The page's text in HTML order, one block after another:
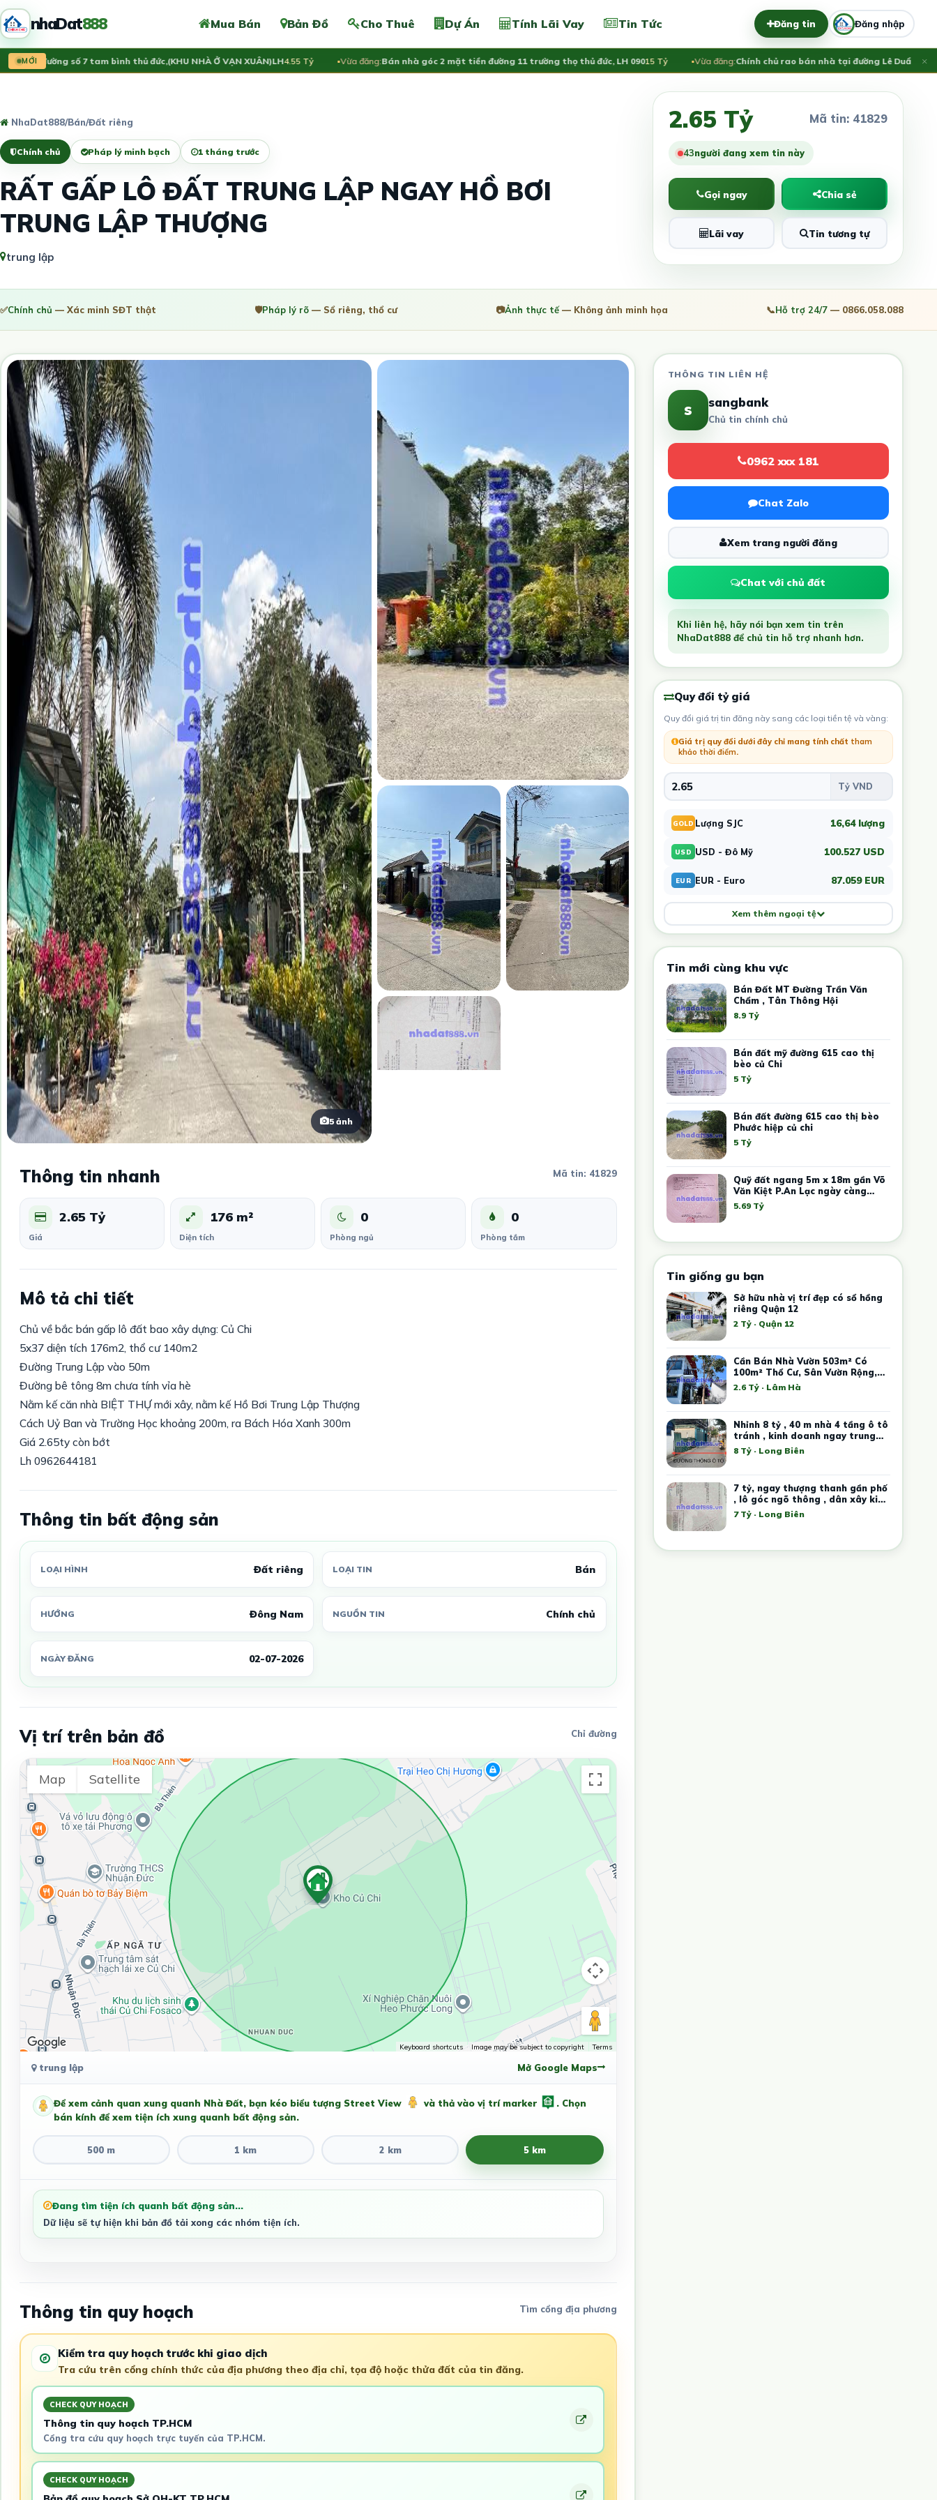
nhaDat888 Mua Bán Bản Đồ Cho Thuê Dự Án Tính Lãi Vay Tin Tức Đăng tin Đăng nhập
MỚI
đất đường số 7 tam bình thủ đức,(KHU NHÀ Ở VẠN XUÂN)LH4.55 Tỷ Vừa đăng:Bán nhà góc 2 mặt tiền đường 11 trường thọ thủ đức, LH 09015 Tỷ Vừa đăng:Chính chủ rao bán nhà tại đường Lê Duẩn - TP Đà
×
NhaDat888/Bán/Đất riêng
Chính chủ Pháp lý minh bạch 1 tháng trước
RẤT GẤP LÔ ĐẤT TRUNG LẬP NGAY HỒ BƠI
TRUNG LẬP THƯỢNG
trung lập
2.65 Tỷ Mã tin: 41829
43người đang xem tin này
Gọi ngay Chia sẻ
Lãi vay Tin tương tự
✅Chính chủ — Xác minh SĐT thật 🛡️Pháp lý rõ — Sổ riêng, thổ cư 📷Ảnh thực tế— Không ảnh minh họa 📞Hỗ trợ 24/7 — 0866.058.088
5 ảnh
Thông tin nhanh Mã tin: 41829
2.65 Tỷ
Giá
176 m²
Diện tích
0
Phòng ngủ
0
Phòng tắm
Mô tả chi tiết
Chủ về bắc bán gấp lô đất bao xây dựng: Củ Chi
5x37 diện tích 176m2, thổ cư 140m2
Đường Trung Lập vào 50m
Đường bê tông 8m chưa tính vỉa hè
Nằm kế căn nhà BIỆT THỰ mới xây, nằm kế Hồ Bơi Trung Lập Thượng
Cách Uỷ Ban và Trường Học khoảng 200m, ra Bách Hóa Xanh 300m
Giá 2.65ty còn bớt
Lh 0962644181
Thông tin bất động sản
LOẠI HÌNH Đất riêng LOẠI TIN Bán
HƯỚNG Đông Nam NGUỒN TIN Chính chủ
NGÀY ĐĂNG 02-07-2026
Vị trí trên bản đồ Chỉ đường
Map Satellite
Keyboard shortcuts Image may be subject to copyright Terms
trung lập Mở Google Maps
Để xem cảnh quan xung quanh Nhà Đất, bạn kéo biểu tượng Street View và thả vào vị trí marker
. Chọn
bán kính để xem tiện ích xung quanh bất động sản.
500 m 1 km 2 km 5 km
Đang tìm tiện ích quanh bất động sản...
Dữ liệu sẽ tự hiện khi bản đồ tải xong các nhóm tiện ích.
Thông tin quy hoạch Tìm cổng địa phương
Kiểm tra quy hoạch trước khi giao dịch
Tra cứu trên cổng chính thức của địa phương theo địa chỉ, tọa độ hoặc thửa đất của tin đăng.
CHECK QUY HOẠCH
Thông tin quy hoạch TP.HCM
Cổng tra cứu quy hoạch trực tuyến của TP.HCM.
CHECK QUY HOẠCH
THÔNG TIN LIÊN HỆ
s sangbank
Chủ tin chính chủ
0962 xxx 181
Chat Zalo
Xem trang người đăng
Chat với chủ đất
Khi liên hệ, hãy nói bạn xem tin trên
NhaDat888 để chủ tin hỗ trợ nhanh hơn.
Quy đổi tỷ giá
Quy đổi giá trị tin đăng này sang các loại tiền tệ và vàng:
Giá trị quy đổi dưới đây chỉ mang tính chất tham
khảo thời điểm.
GOLD Lượng SJC 16,64 lượng
USD USD - Đô Mỹ 100.527 USD
EUR EUR - Euro 87.059 EUR
Xem thêm ngoại tệ
Tin mới cùng khu vực
Bán Đất MT Đường Trần Văn
Chẩm , Tân Thông Hội
8.9 Tỷ
Bán đất mỹ đường 615 cao thị
bèo củ Chi
5 Tỷ
Bán đất đường 615 cao thị bèo
Phước hiệp củ chi
5 Tỷ
Quỹ đất ngang 5m x 18m gần Võ
Văn Kiệt P.An Lạc ngày càng
khan hiếm
5.69 Tỷ
Tin giống gu bạn
Sở hữu nhà vị trí đẹp có sổ hồng
riêng Quận 12
2 Tỷ · Quận 12
Cần Bán Nhà Vườn 503m² Có
100m² Thổ Cư, Sân Vườn Rộng,
Giá Chỉ 2,6 Tỷ
2.6 Tỷ · Lâm Hà
Nhỉnh 8 tỷ , 40 m nhà 4 tầng ô tô
tránh , kinh doanh ngay trung
tâm Việt Hưng
8 Tỷ · Long Biên
7 tỷ, ngay thượng thanh gần phố
, lô góc ngõ thông , dân xây kiên
cố
7 Tỷ · Long Biên